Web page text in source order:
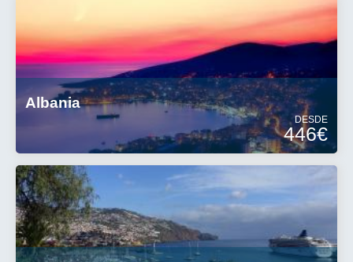
Albania
DESDE
446€